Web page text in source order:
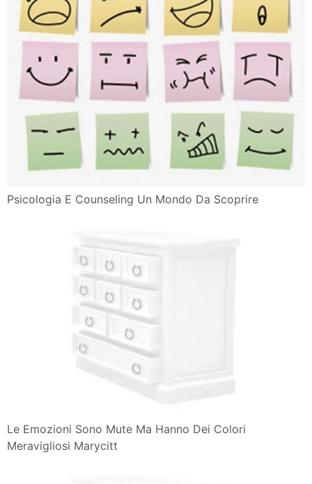
Psicologia E Counseling Un Mondo Da Scoprire
Le Emozioni Sono Mute Ma Hanno Dei Colori
Meravigliosi Marycitt